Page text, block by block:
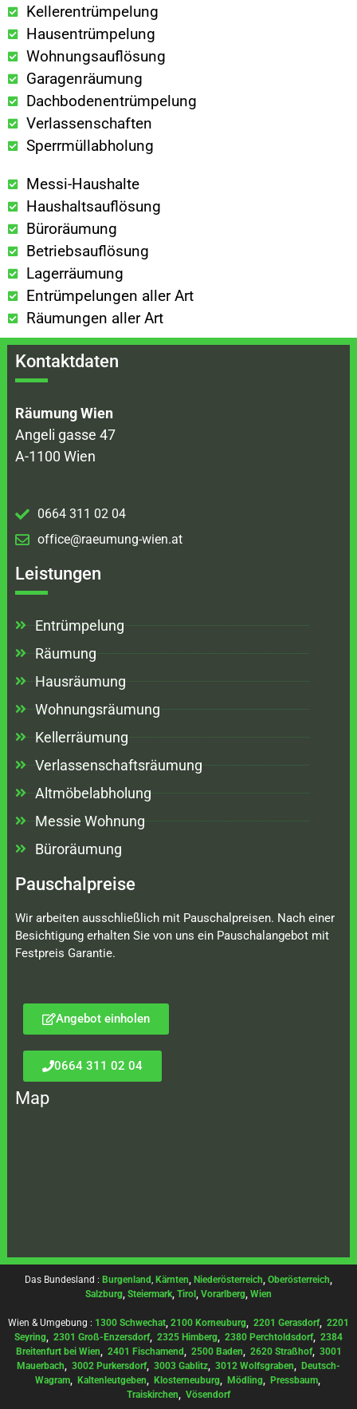
Kellerentrümpelung
Hausentrümpelung
Wohnungsauflösung
Garagenräumung
Dachbodenentrümpelung
Verlassenschaften
Sperrmüllabholung
Messi-Haushalte
Haushaltsauflösung
Büroräumung
Betriebsauflösung
Lagerräumung
Entrümpelungen aller Art
Räumungen aller Art
Kontaktdaten
Räumung Wien
Angeli gasse 47
A-1100 Wien
0664 311 02 04
office@raeumung-wien.at
Leistungen
Entrümpelung
Räumung
Hausräumung
Wohnungsräumung
Kellerräumung
Verlassenschaftsräumung
Altmöbelabholung
Messie Wohnung
Büroräumung
Pauschalpreise
Wir arbeiten ausschließlich mit Pauschalpreisen. Nach einer
Besichtigung erhalten Sie von uns ein Pauschalangebot mit
Festpreis Garantie.
Angebot einholen
0664 311 02 04
Map
Das Bundesland : Burgenland, Kärnten, Niederösterreich, Oberösterreich,
Salzburg, Steiermark, Tirol , Vorarlberg, Wien
Wien & Umgebung : 1300 Schwechat, 2100 Korneuburg, 2201 Gerasdorf, 2201
Seyring, 2301 Groß-Enzersdorf, 2325 Himberg, 2380 Perchtoldsdorf, 2384
Breitenfurt bei Wien, 2401 Fischamend, 2500 Baden, 2620 Straßhof, 3001
Mauerbach, 3002 Purkersdorf, 3003 Gablitz, 3012 Wolfsgraben, Deutsch-
Wagram, Kaltenleutgeben, Klosterneuburg, Mödling, Pressbaum,
Traiskirchen, Vösendorf